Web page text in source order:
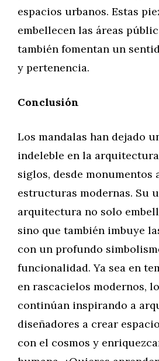
espacios urbanos. Estas
embellecen las áreas
también fomentan un
y pertenencia.
Conclusión
Los mandalas han dejado
indeleble en la
siglos, desde monumentos
estructuras modernas. Su
arquitectura no solo
sino que también imbuye
con un profundo
funcionalidad. Ya sea en
en rascacielos modernos,
continúan inspirando a
diseñadores a crear
con el cosmos y